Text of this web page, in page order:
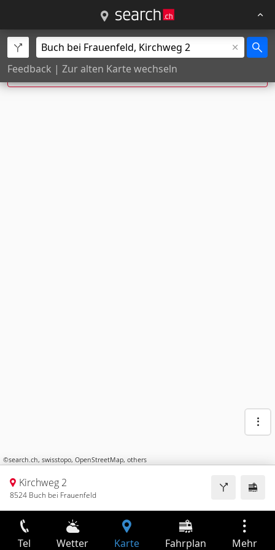
Feedback | Zur alten Karte wechseln
Exakte Hausnummer nicht gefunden, Position
wurde geschätzt.
©search.ch, swisstopo, OpenStreetMap, others
Kirchweg 2
8524 Buch bei Frauenfeld
Tel Wetter Karte Fahrplan Mehr